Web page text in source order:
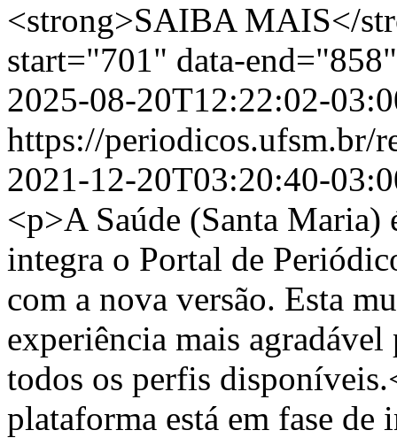
<strong>SAIBA MAIS</
start="701" data-
2025-08-20T12:22:02-
https://periodicos.ufsm.br/
2021-12-20T03:20:40-
<p>A Saúde (Santa
integra o Portal de
com a nova versão. Esta
experiência mais
todos os perfis
plataforma está em fase de